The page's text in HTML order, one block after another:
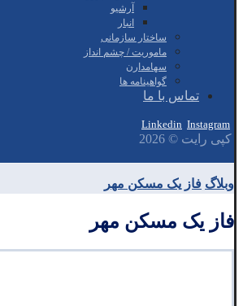
آرشیو
انبار
ساختار سازمانی
ماموریت / چشم انداز
سهامدارن
گواهینامه ها
تماس با ما
Linkedin Instagram
کپی رایت © 2026
وبلاگ فاز یک مسکن مهر
فاز یک مسکن مهر